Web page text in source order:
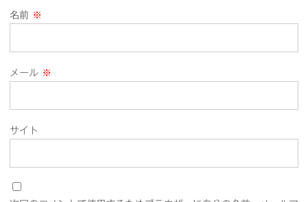
名前 ※
メール ※
サイト